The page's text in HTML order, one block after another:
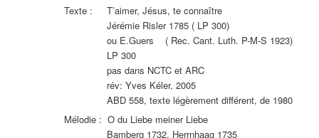
Texte : T’aimer, Jésus, te connaître
Jérémie Risler 1785 ( LP 300)
ou E.Guers ( Rec. Cant. Luth. P-M-S 1923)
LP 300
pas dans NCTC et ARC
rév: Yves Kéler, 2005
ABD 558, texte légèrement différent, de 1980
Mélodie : O du Liebe meiner Liebe
Bamberg 1732, Herrnhaag 1735